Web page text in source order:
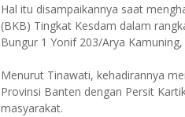
Hal itu disampaikannya saat
(BKB) Tingkat Kesdam dalam
Bungur 1 Yonif 203/Arya
Menurut Tinawati, kehadirannya
Provinsi Banten dengan Persit
masyarakat.